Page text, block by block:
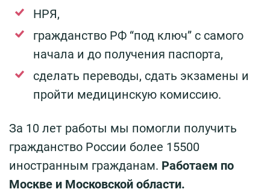
НРЯ,
гражданство РФ “под ключ” с самого
начала и до получения паспорта,
сделать переводы, сдать экзамены и
пройти медицинскую комиссию.
За 10 лет работы мы помогли получить
гражданство России более 15500
иностранным гражданам. Работаем по
Москве и Московской области.